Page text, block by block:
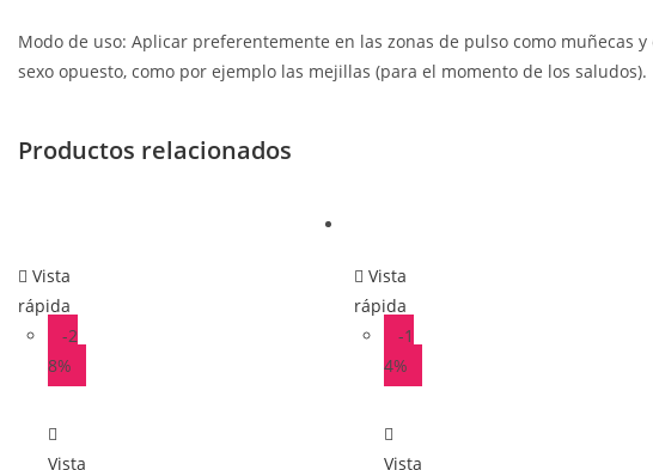
Modo de uso: Aplicar preferentemente en las zonas de pulso como muñecas
sexo opuesto, como por ejemplo las mejillas (para el momento de los saludos).
Productos relacionados
Vista
rápida
-2
8%
Vista
Vista
rápida
-1
4%
Vista